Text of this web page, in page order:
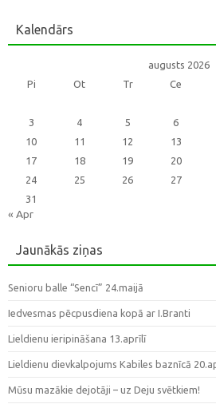
Kalendārs
augusts 2026
Pi
Ot Tr Ce
3
4 5 6
10
11 12 13
17
18 19 20
24
25 26 27
31
« Apr
Jaunākās ziņas
Senioru balle “Sencī” 24.maijā
Iedvesmas pēcpusdiena kopā ar I.Branti
Lieldienu ieripināšana 13.aprīlī
Lieldienu dievkalpojums Kabiles baznīcā
Mūsu mazākie dejotāji – uz Deju svētkiem!